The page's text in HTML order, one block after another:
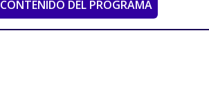
CONTENIDO DEL PROGRAMA